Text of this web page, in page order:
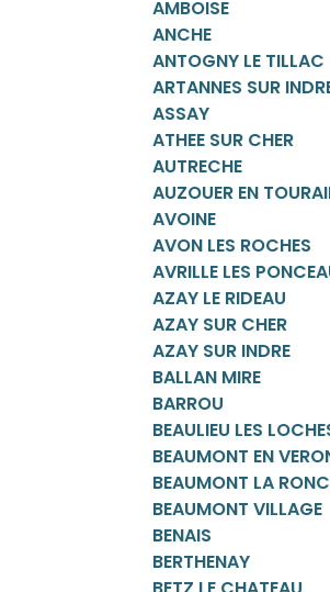
AMBOISE
ANCHE
ANTOGNY LE TILLAC
ARTANNES SUR
ASSAY
ATHEE SUR CHER
AUTRECHE
AUZOUER EN
AVOINE
AVON LES ROCHES
AVRILLE LES
AZAY LE RIDEAU
AZAY SUR CHER
AZAY SUR INDRE
BALLAN MIRE
BARROU
BEAULIEU LES
BEAUMONT EN
BEAUMONT LA
BEAUMONT VILLAGE
BENAIS
BERTHENAY